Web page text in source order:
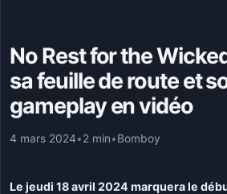
No Rest for the
sa feuille de route et
gameplay en vidéo
4 mars 2024•2 min•Bomboy
Le jeudi 18 avril 2024 marquera le